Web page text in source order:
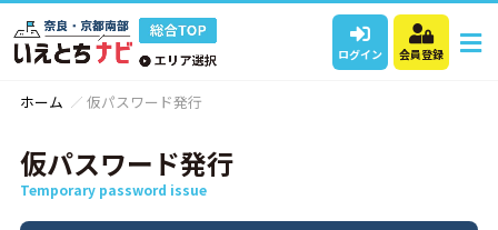
ログイン 会員登録
ホーム 仮パスワード発行
仮パスワード発行
Temporary password issue